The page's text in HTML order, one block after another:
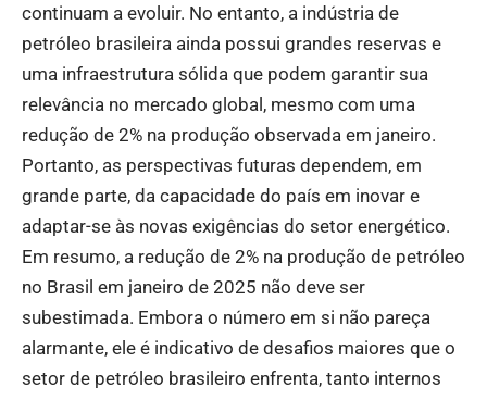
continuam a evoluir. No entanto, a indústria de
petróleo brasileira ainda possui grandes reservas e
uma infraestrutura sólida que podem garantir sua
relevância no mercado global, mesmo com uma
redução de 2% na produção observada em janeiro.
Portanto, as perspectivas futuras dependem, em
grande parte, da capacidade do país em inovar e
adaptar-se às novas exigências do setor energético.
Em resumo, a redução de 2% na produção de petróleo
no Brasil em janeiro de 2025 não deve ser
subestimada. Embora o número em si não pareça
alarmante, ele é indicativo de desafios maiores que o
setor de petróleo brasileiro enfrenta, tanto internos